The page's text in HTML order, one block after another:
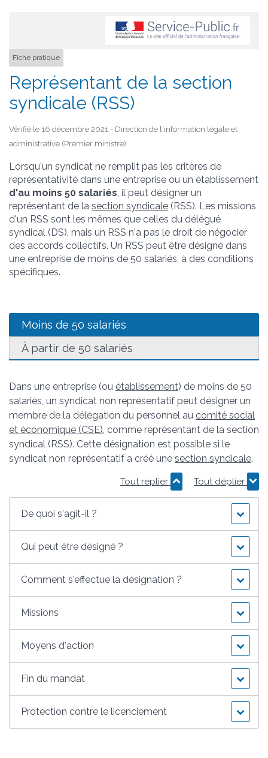
Fiche pratique
Représentant de la section
syndicale (RSS)
Vérifié le 16 décembre 2021 - Direction de l'information légale et
administrative (Premier ministre)
Lorsqu'un syndicat ne remplit pas les critères de
représentativité dans une entreprise ou un établissement
d'au moins 50 salariés , il peut désigner un
représentant de la section syndicale (RSS). Les missions
d'un RSS sont les mêmes que celles du délégué
syndical (DS), mais un RSS n'a pas le droit de négocier
des accords collectifs. Un RSS peut être désigné dans
une entreprise de moins de 50 salariés, à des conditions
spécifiques.
Moins de 50 salariés
À partir de 50 salariés
Dans une entreprise (ou établissement) de moins de 50
salariés, un syndicat non représentatif peut désigner un
membre de la délégation du personnel au comité social
et économique (CSE) , comme représentant de la section
syndical (RSS). Cette désignation est possible si le
syndicat non représentatif a créé une section syndicale.
Tout replier Tout déplier
De quoi s'agit-il ?
Qui peut être désigné ?
Comment s'effectue la désignation ?
Missions
Moyens d'action
Fin du mandat
Protection contre le licenciement